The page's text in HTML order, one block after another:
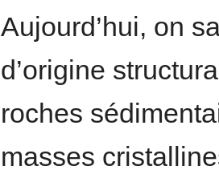
Aujourd’hui, on
d’origine
roches
masses